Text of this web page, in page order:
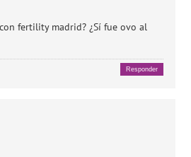
fertility madrid? ¿Sí fue ovo al
Responder